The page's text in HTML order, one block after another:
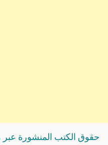
حقوق الكتب المنشورة عبر